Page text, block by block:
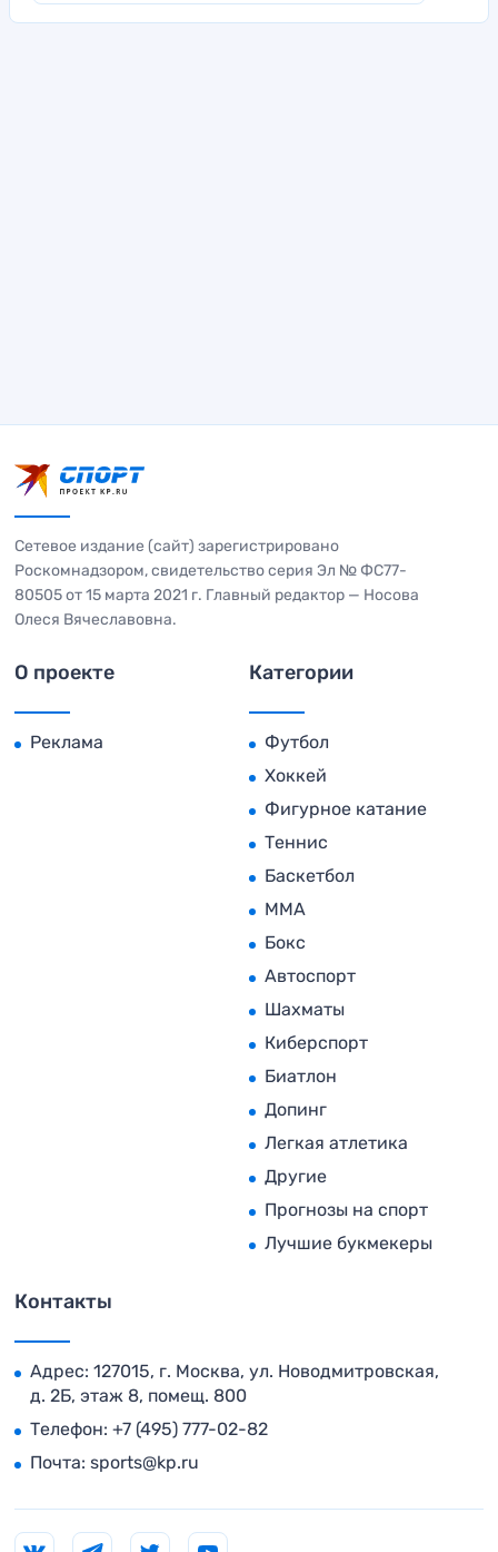
Сетевое издание (сайт) зарегистрировано
Роскомнадзором, свидетельство серия Эл № ФС77-
80505 от 15 марта 2021 г. Главный редактор — Носова
Олеся Вячеславовна.
О проекте
Реклама
Категории
Футбол
Хоккей
Фигурное катание
Теннис
Баскетбол
MMA
Бокс
Автоспорт
Шахматы
Киберспорт
Биатлон
Допинг
Легкая атлетика
Другие
Прогнозы на спорт
Лучшие букмекеры
Контакты
Адрес: 127015, г. Москва, ул. Новодмитровская,
д. 2Б, этаж 8, помещ. 800
Телефон: +7 (495) 777-02-82
Почта: sports@kp.ru